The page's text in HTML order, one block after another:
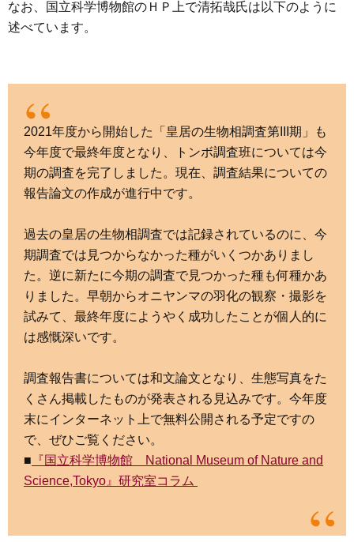
なお、国立科学博物館のＨＰ上で清拓哉氏は以下のように
述べています。
2021年度から開始した「皇居の生物相調査第III期」も
今年度で最終年度となり、トンボ調査班については今
期の調査を完了しました。現在、調査結果についての
報告論文の作成が進行中です。
過去の皇居の生物相調査では記録されているのに、今
期調査では見つからなかった種がいくつかありまし
た。逆に新たに今期の調査で見つかった種も何種かあ
りました。早朝からオニヤンマの羽化の観察・撮影を
試みて、最終年度にようやく成功したことが個人的に
は感慨深いです。
調査報告書については和文論文となり、生態写真をた
くさん掲載したものが発表される見込みです。今年度
末にインターネット上で無料公開される予定ですの
で、ぜひご覧ください。
■ 『国立科学博物館 National Museum of Nature and
Science,Tokyo』研究室コラム